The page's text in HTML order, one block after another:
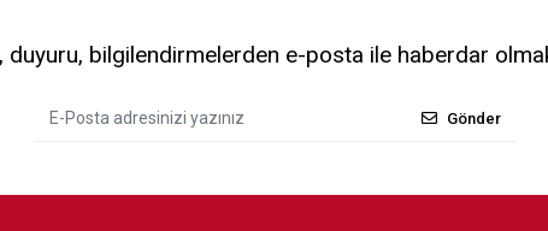
duyuru, bilgilendirmelerden e-posta ile haberdar
Gönder